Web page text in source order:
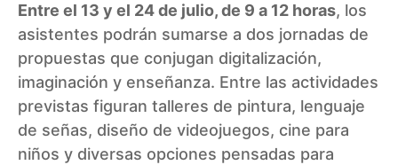
Entre el 13 y el 24 de julio, de 9 a 12 horas, los
asistentes podrán sumarse a dos jornadas de
propuestas que conjugan digitalización,
imaginación y enseñanza. Entre las actividades
previstas figuran talleres de pintura, lenguaje
de señas, diseño de videojuegos, cine para
niños y diversas opciones pensadas para